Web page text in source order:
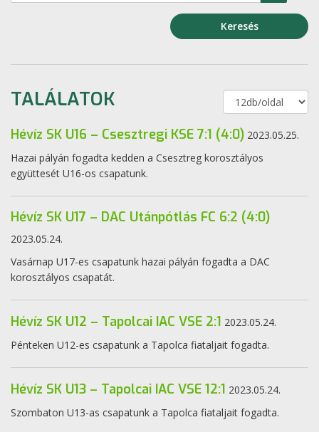
Keresés
TALÁLATOK
Hévíz SK U16 – Csesztregi KSE 7:1 (4:0) 2023.05.25.
Hazai pályán fogadta kedden a Csesztreg korosztályos
együttesét U16-os csapatunk.
Hévíz SK U17 – DAC Utánpótlás FC 6:2 (4:0)
2023.05.24.
Vasárnap U17-es csapatunk hazai pályán fogadta a DAC
korosztályos csapatát.
Hévíz SK U12 – Tapolcai IAC VSE 2:1 2023.05.24.
Pénteken U12-es csapatunk a Tapolca fiataljait fogadta.
Hévíz SK U13 – Tapolcai IAC VSE 12:1 2023.05.24.
Szombaton U13-as csapatunk a Tapolca fiataljait fogadta.